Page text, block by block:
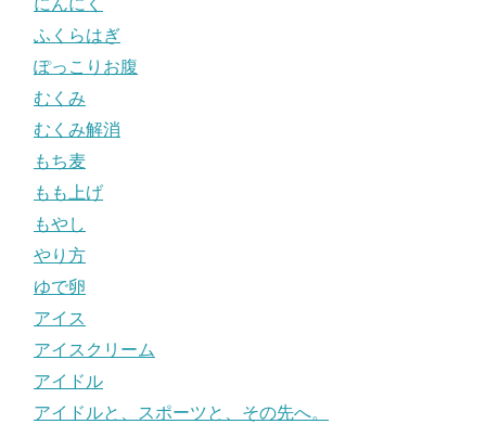
にんにく
ふくらはぎ
ぽっこりお腹
むくみ
むくみ解消
もち麦
もも上げ
もやし
やり方
ゆで卵
アイス
アイスクリーム
アイドル
アイドルと、スポーツと、その先へ。